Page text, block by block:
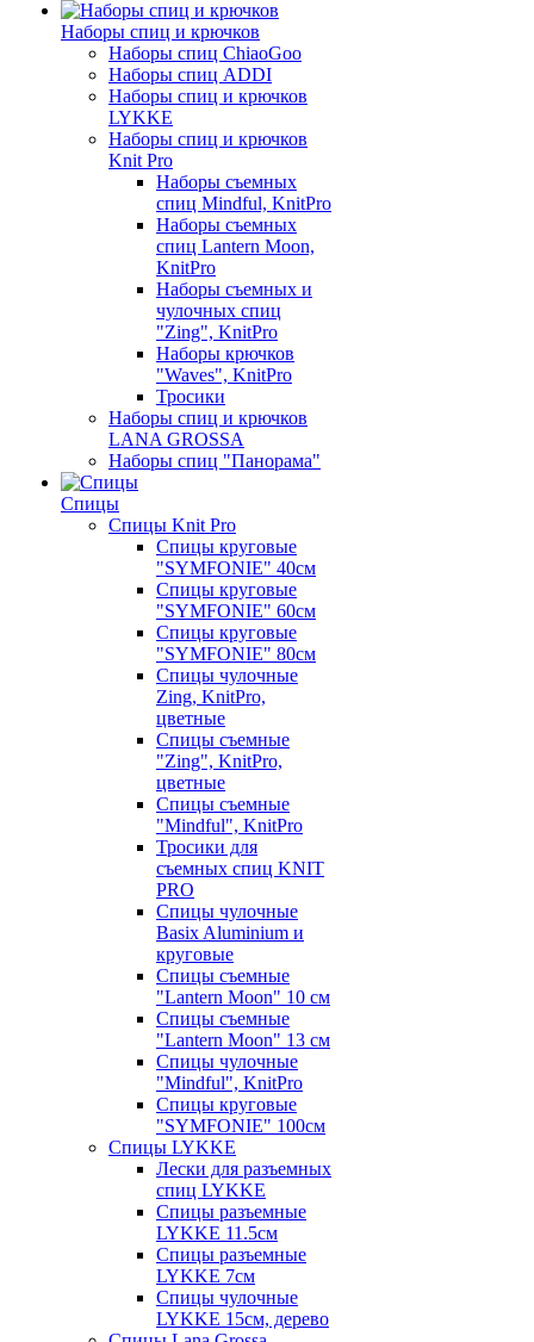
Наборы спиц и крючков
Наборы спиц ChiaoGoo
Наборы спиц ADDI
Наборы спиц и крючков
LYKKE
Наборы спиц и крючков
Knit Pro
Наборы съемных
спиц Mindful, KnitPro
Наборы съемных
спиц Lantern Moon,
KnitPro
Наборы съемных и
чулочных спиц
"Zing", KnitPro
Наборы крючков
"Waves", KnitPro
Тросики
Наборы спиц и крючков
LANA GROSSA
Наборы спиц "Панорама"
Спицы
Спицы Knit Pro
Спицы круговые
"SYMFONIE" 40см
Спицы круговые
"SYMFONIE" 60см
Спицы круговые
"SYMFONIE" 80см
Спицы чулочные
Zing, KnitPro,
цветные
Спицы съемные
"Zing", KnitPro,
цветные
Спицы съемные
"Mindful", KnitPro
Тросики для
съемных спиц KNIT
PRO
Спицы чулочные
Basix Aluminium и
круговые
Спицы съемные
"Lantern Moon" 10 см
Спицы съемные
"Lantern Moon" 13 см
Спицы чулочные
"Mindful", KnitPro
Спицы круговые
"SYMFONIE" 100см
Спицы LYKKE
Лески для разъемных
спиц LYKKE
Спицы разъемные
LYKKE 11.5см
Спицы разъемные
LYKKE 7см
Спицы чулочные
LYKKE 15см, дерево